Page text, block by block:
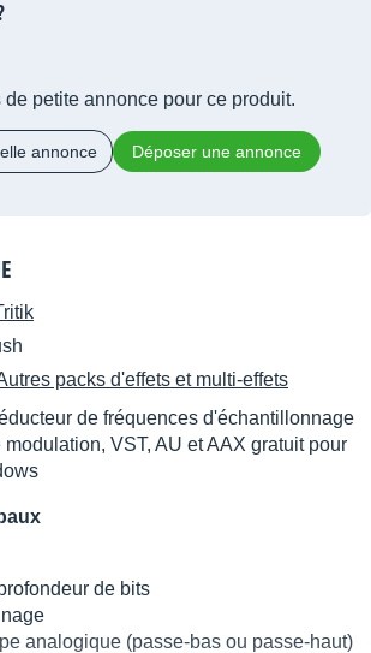
de petite annonce pour ce produit.
annonce Déposer une annonce
packs d'effets et multi-effets
de fréquences d'échantillonnage
VST, AU et AAX gratuit pour
de bits
analogique (passe-bas ou passe-haut)